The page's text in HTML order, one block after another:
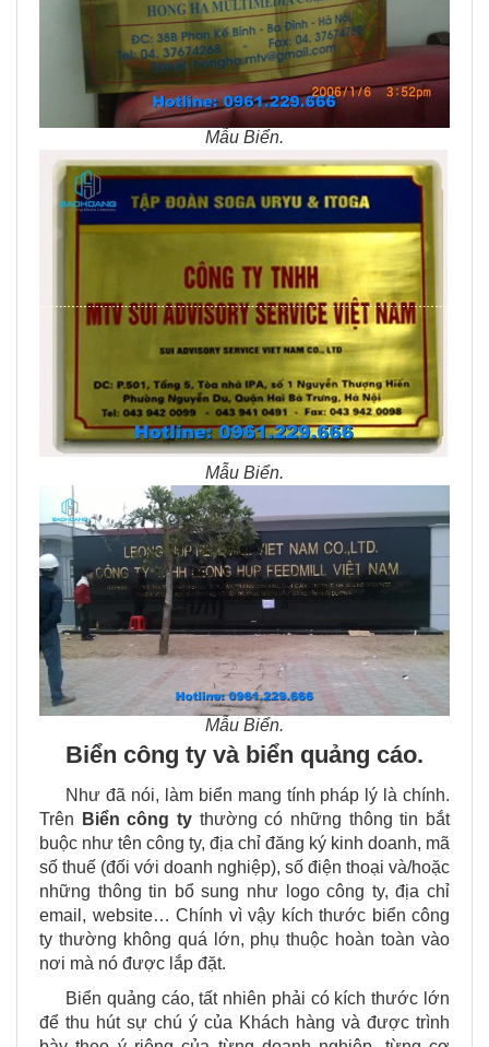
Mẫu Biển.
Mẫu Biển.
Mẫu Biển.
Biển công ty và biển quảng cáo.
Như đã nói, làm biển mang tính pháp lý là chính.
Trên
Biển công ty thường có những thông tin bắt
buộc như tên công ty, địa chỉ đăng ký kinh doanh, mã
số thuế (đối với doanh nghiệp), số điện thoại và/hoặc
những thông tin bổ sung như logo công ty, địa chỉ
email, website… Chính vì vậy kích thước biển công
ty thường không quá lớn, phụ thuộc hoàn toàn vào
nơi mà nó được lắp đặt.
Biển quảng cáo, tất nhiên phải có kích thước lớn
để thu hút sự chú ý của Khách hàng và được trình